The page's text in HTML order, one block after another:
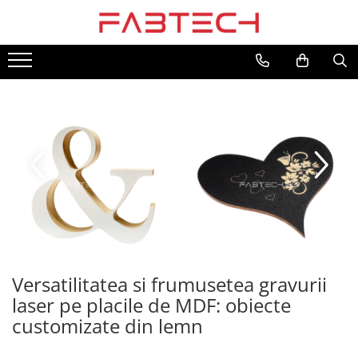
Plexiglas
Translucid
Fumuriu
Negru
PVC/Forex
PVC Alb
PVC Colorat
Versatilitatea si frumusetea gravurii
laser pe placile de MDF: obiecte
customizate din lemn